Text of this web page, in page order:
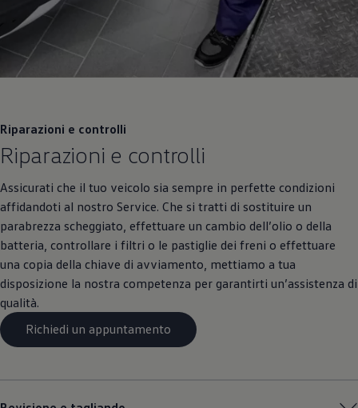
Riparazioni e controlli
Riparazioni e controlli
Assicurati che il tuo veicolo sia sempre in perfette condizioni
affidandoti al nostro Service. Che si tratti di sostituire un
parabrezza scheggiato, effettuare un cambio dell’olio o della
batteria, controllare i filtri o le pastiglie dei freni o effettuare
una copia della chiave di avviamento, mettiamo a tua
disposizione la nostra competenza per garantirti un’assistenza di
qualità.
Richiedi un appuntamento